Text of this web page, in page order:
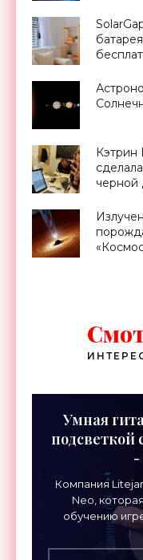
Кэтрин
черной
Умная
подсветкой
-
Компания
Neo,
обучению
инструментов